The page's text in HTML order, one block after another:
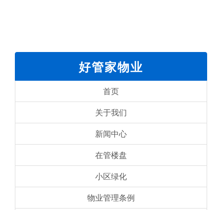
好管家物业
首页
关于我们
新闻中心
在管楼盘
小区绿化
物业管理条例